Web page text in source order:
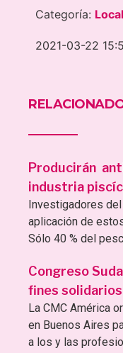
Categoría: Local
2021-03-22
Producirán
industria
Investigadores
aplicación de
Sólo 40 % del
Congreso
fines solidarios
La CMC América
en Buenos Aires
a los y las